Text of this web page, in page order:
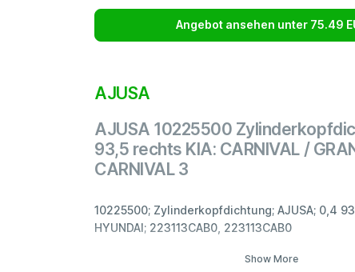
Angebot ansehen unter 75.49
AJUSA
AJUSA 10225500
93,5 rechts KIA: CARNIVAL /
CARNIVAL 3
10225500; Zylinderkopfdichtung; AJUSA; 0,4
HYUNDAI; 223113CAB0, 223113CAB0
Show More